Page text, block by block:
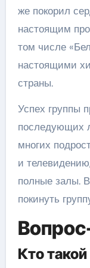
же покорил
настоящим
том числе
настоящими
страны.
Успех группы
последующих
многих
и
полные залы.
покинуть
Кто